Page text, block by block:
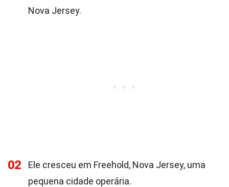
Nova Jersey.
02
Ele cresceu em Freehold, Nova Jersey, uma
pequena cidade operária.